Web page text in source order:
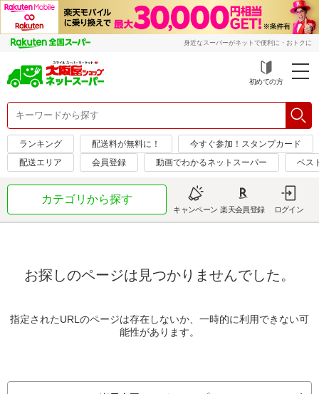
身近なスーパーがネットで便利に・おトクに
初めての方
ランキング 配送料が無料に！
今すぐ参加！スタンプカード
配送エリア
会員登録 動画でわかるネットスーパー ベス
カテゴリから探す
キャンペーン 楽天会員登録 ログイン
お探しのページは見つかりませんでした。
指定されたURLのページは存在しないか、一時的に利用できない可
能性があります。